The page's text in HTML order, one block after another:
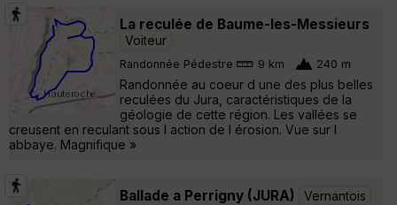
La reculée de Baume-les-Messieurs
Voiteur
Randonnée Pédestre 9 km 240 m
Randonnée au coeur d une des plus belles
reculées du Jura, caractéristiques de la
géologie de cette région. Les vallées se
creusent en reculant sous l action de l érosion. Vue sur l
abbaye. Magnifique »
Ballade a Perrigny (JURA) Vernantois